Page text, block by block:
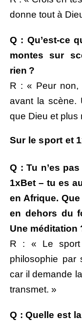
donne tout à
Q : Qu’est-ce
montes sur
rien ?
R : « Peur non,
avant la scène.
que Dieu et plus
Sur le sport et
Q : Tu n’es
1xBet – tu es
en Afrique.
en dehors du
Une méditation
R : « Le sport
philosophie par
car il demande
transmet. »
Q : Quelle est